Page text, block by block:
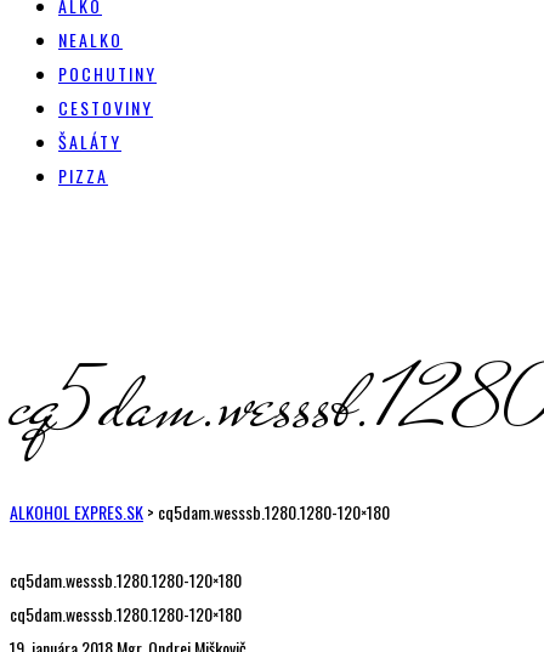
ALKO
NEALKO
POCHUTINY
CESTOVINY
ŠALÁTY
PIZZA
ALKOHOL EXPRES.SK> cq5dam.wesssb.1280.1280-120×180
cq5dam.wesssb.1280.1280-120×180
cq5dam.wesssb.1280.1280-120×180